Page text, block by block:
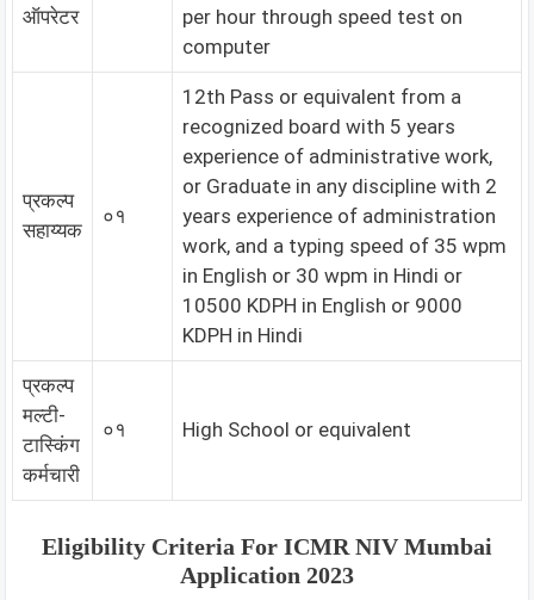
ऑपरेटर
per hour through speed test on
computer
प्रकल्प
सहाय्यक
०१
12th Pass or equivalent from a
recognized board with 5 years
experience of administrative work,
or Graduate in any discipline with 2
years experience of administration
work, and a typing speed of 35 wpm
in English or 30 wpm in Hindi or
10500 KDPH in English or 9000
KDPH in Hindi
प्रकल्प
मल्टी-
टास्किंग
कर्मचारी
०१ High School or equivalent
Eligibility Criteria For ICMR NIV Mumbai
Application 2023